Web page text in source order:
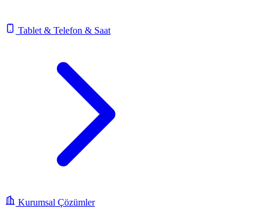
Tablet & Telefon & Saat
Kurumsal Çözümler